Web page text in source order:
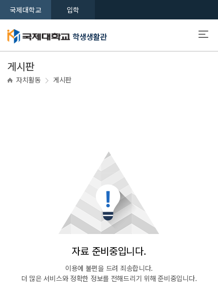
국제대학교 입학
학생생활관
자치활동 게시판
게시판
자료 준비중입니다.
이용에 불편을 드려 죄송합니다.
더 많은 서비스와 정확한 정보를 전해드리기 위해 준비중입니다.